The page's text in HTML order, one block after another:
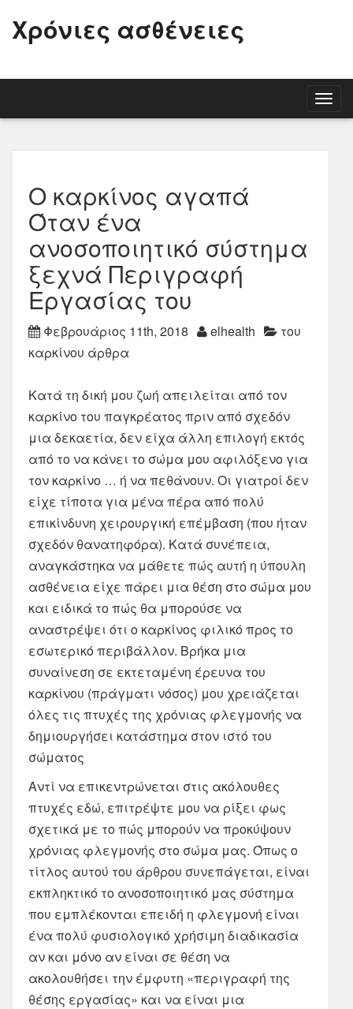
Χρόνιες ασθένειες
Ο καρκίνος αγαπά
Όταν ένα
ανοσοποιητικό σύστημα
ξεχνά Περιγραφή
Εργασίας του
Φεβρουάριος 11th, 2018 elhealth
του
καρκίνου άρθρα
Κατά τη δική μου ζωή απειλείται από τον
καρκίνο του παγκρέατος πριν από σχεδόν
μια δεκαετία, δεν είχα άλλη επιλογή εκτός
από το να κάνει το σώμα μου αφιλόξενο για
τον καρκίνο … ή να πεθάνουν. Οι γιατροί δεν
είχε τίποτα για μένα πέρα ​​από πολύ
επικίνδυνη χειρουργική επέμβαση (που ήταν
σχεδόν θανατηφόρα). Κατά συνέπεια,
αναγκάστηκα να μάθετε πώς αυτή η ύπουλη
ασθένεια είχε πάρει μια θέση στο σώμα μου
και ειδικά το πώς θα μπορούσε να
αναστρέψει ότι ο καρκίνος φιλικό προς το
εσωτερικό περιβάλλον. Βρήκα μια
συναίνεση σε εκτεταμένη έρευνα του
καρκίνου (πράγματι νόσος) μου χρειάζεται
όλες τις πτυχές της χρόνιας φλεγμονής να
δημιουργήσει κατάστημα στον ιστό του
σώματος
Αντί να επικεντρώνεται στις ακόλουθες
πτυχές εδώ, επιτρέψτε μου να ρίξει φως
σχετικά με το πώς μπορούν να προκύψουν
χρόνιας φλεγμονής στο σώμα μας. Όπως ο
τίτλος αυτού του άρθρου συνεπάγεται, είναι
εκπληκτικό το ανοσοποιητικό μας σύστημα
που εμπλέκονται επειδή η φλεγμονή είναι
ένα πολύ φυσιολογικό χρήσιμη διαδικασία
αν και μόνο αν είναι σε θέση να
ακολουθήσει την έμφυτη «περιγραφή της
θέσης εργασίας» και να είναι μια